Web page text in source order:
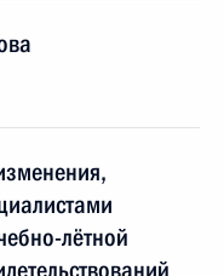
лётной